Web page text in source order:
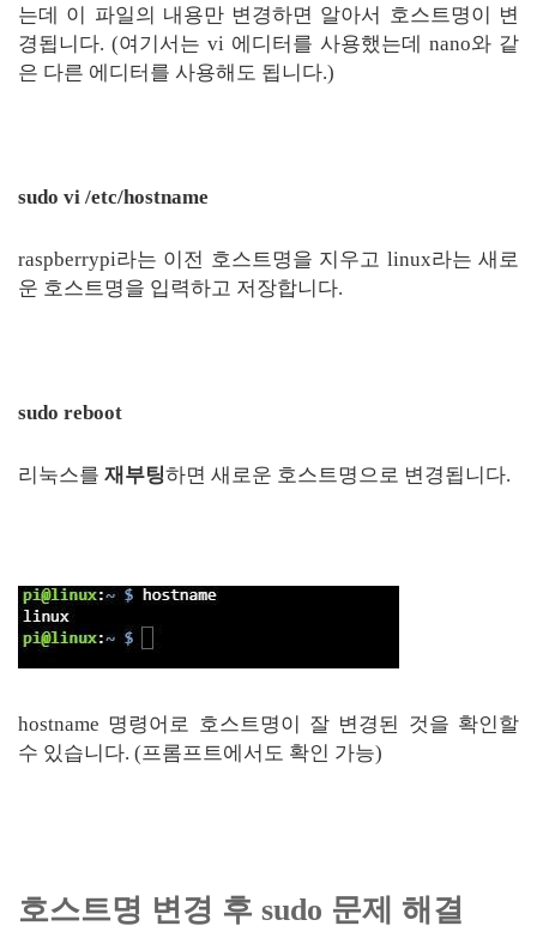
는데 이 파일의 내용만 변경하면 알아서 호스트명이 변
경됩니다. (여기서는 vi 에디터를 사용했는데 nano와 같
은 다른 에디터를 사용해도 됩니다.)
sudo vi /etc/hostname
raspberrypi라는 이전 호스트명을 지우고 linux라는 새로
운 호스트명을 입력하고 저장합니다.
sudo reboot
리눅스를 재부팅하면 새로운 호스트명으로 변경됩니다.
hostname 명령어로 호스트명이 잘 변경된 것을 확인할
수 있습니다. (프롬프트에서도 확인 가능)
호스트명 변경 후 sudo 문제 해결